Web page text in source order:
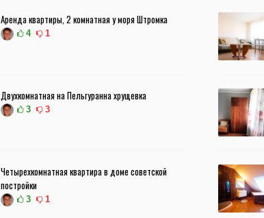
Аренда квартиры, 2 комнатная у моря Штромка
4 1
Двухкомнатная на Пельгуранна хрущевка
3 3
Четырехкомнатная квартира в доме советской
постройки
3 1